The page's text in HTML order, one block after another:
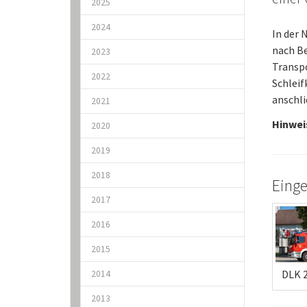
2025
2024
2023
2022
2021
2020
2019
2018
2017
2016
2015
2014
2013
In der
nach
DLK